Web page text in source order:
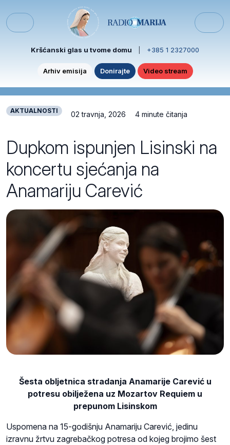
Menu
Kršćanski glas u tvome domu +385 1 2327000
Arhiv emisija Donirajte Video stream
AKTUALNOSTI 02 travnja, 2026 4 minute čitanja
Dupkom ispunjen Lisinski na
koncertu sjećanja na
Anamariju Carević
Šesta obljetnica stradanja Anamarije Carević u
potresu obilježena uz Mozartov Requiem u
prepunom Lisinskom
Uspomena na 15-godišnju Anamariju Carević, jedinu
izravnu žrtvu zagrebačkog potresa od kojeg brojimo šest